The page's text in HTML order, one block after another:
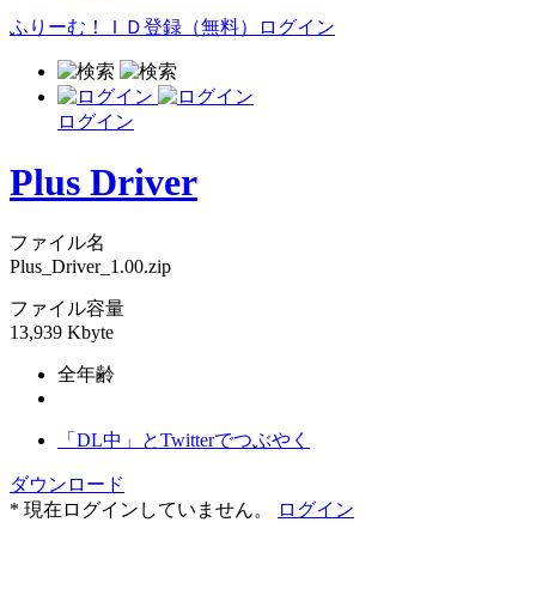
ふりーむ！ＩＤ登録（無料） ログイン
ログイン
Plus Driver
ファイル名
Plus_Driver_1.00.zip
ファイル容量
13,939 Kbyte
全年齢
「DL中」とTwitterでつぶやく
ダウンロード
* 現在ログインしていません。
ログイン